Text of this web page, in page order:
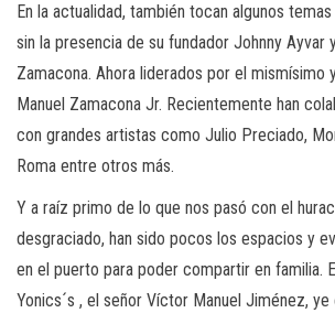
En la actualidad, también tocan algunos
sin la presencia de su fundador Johnny Ayvar
Zamacona. Ahora liderados por el mismísimo
Manuel Zamacona Jr. Recientemente han
con grandes artistas como Julio Preciado,
Roma entre otros más.
Y a raíz primo de lo que nos pasó con el
desgraciado, han sido pocos los espacios y
en el puerto para poder compartir en familia.
Yonics´s , el señor Víctor Manuel Jiménez,